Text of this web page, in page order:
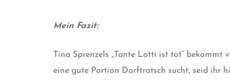
Mein Fazit:
Tina Sprenzels „Tante Lotti ist tot“ bekommt
eine gute Portion Dorftratsch sucht, seid ihr